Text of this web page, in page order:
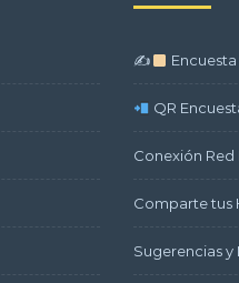
✍
QR
Conexión Red
Comparte tus
Sugerencias y